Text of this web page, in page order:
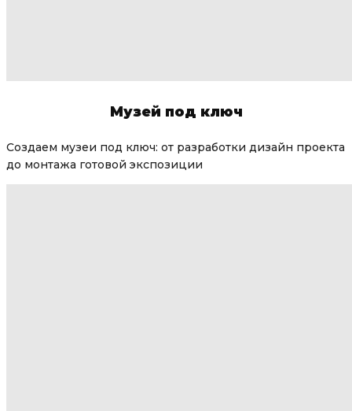
Музей под ключ
Создаем музеи под ключ: от разработки дизайн проекта
до монтажа готовой экспозиции